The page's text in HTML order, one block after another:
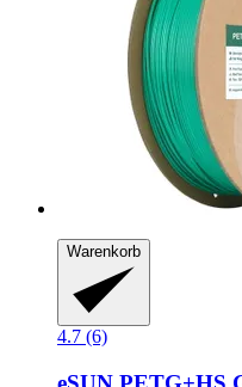
Warenkorb
4.7 (6)